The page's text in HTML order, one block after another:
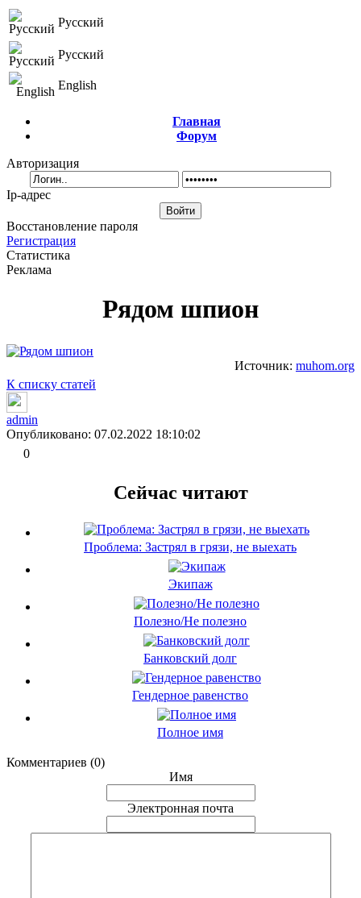
Русский
Русский
English
Главная
Форум
Авторизация
Ip-адрес
Восстановление пароля
Регистрация
Статистика
Реклама
Рядом шпион
Источник: muhom.org
К списку статей
admin
Опубликовано: 07.02.2022 18:10:02
0
Сейчас читают
Проблема: Застрял в грязи, не выехать
Экипаж
Полезно/Не полезно
Банковский долг
Гендерное равенство
Полное имя
Комментариев (0)
Имя
Электронная почта